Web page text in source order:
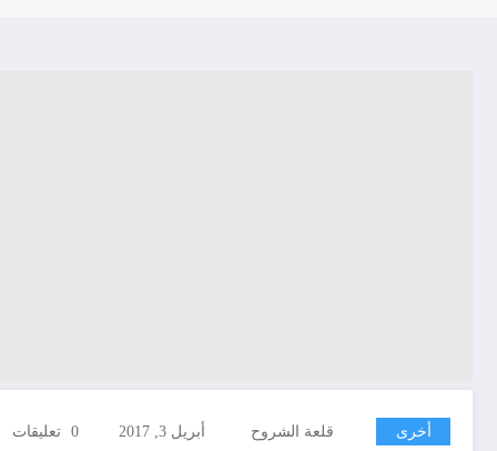
أخرى قلعة الشروح أبريل 3, 2017 0 تعليقات